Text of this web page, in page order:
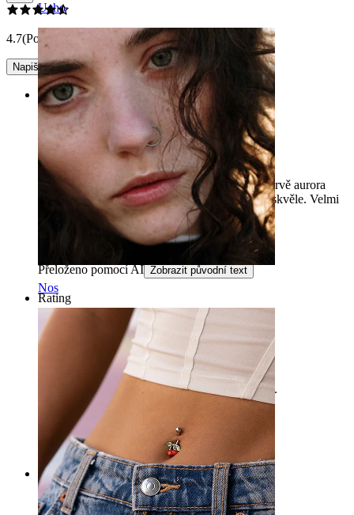
Ucho
Nos
4.7(Počet recenzí: 7)
Napište recenzi
Rating
Velmi hezké!
Vybral jsem si tento šperk se třemi kameny v barvě aurora
borealis pro svůj helix a musím říct, že vypadá skvěle. Velmi
lesklý a výborné kvality, nádherný!
Martina Ověřený nákup
Přeloženo pomocí AI Zobrazit původní text
Rating
Krásný, kvalitní malý šperk. Opravdu se mi líbí.
Ověřený nákup
Přeloženo pomocí AI Zobrazit původní text
Rating